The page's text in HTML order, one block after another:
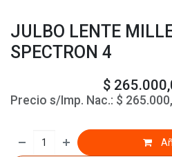
JULBO LENTE
SPECTRON 4
$
Precio s/Imp. Nac.: $